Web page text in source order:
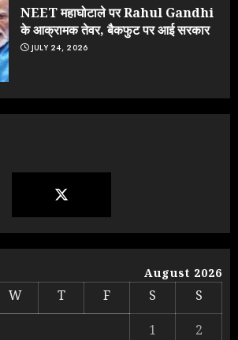
NEET महाघोटाले पर Rahul Gandhi
के आक्रामक तेवर, बैकफुट पर आई सरकार
JULY 24, 2026
Yogi vs Modi: छिड़ गई आर-पार की
लड़ाई, यूपी चुनाव में भाजपा उठाएगी भारी
नुकसान
August 2026
W T F S
S
1
2